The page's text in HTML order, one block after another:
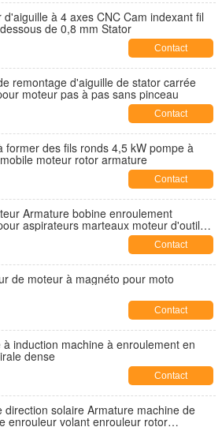
d'aiguille à 4 axes CNC Cam indexant fil
de 0,8 mm Stator
Contact
remontage d'aiguille de stator carrée
moteur pas à pas sans pinceau
Contact
former des fils ronds 4,5 kW pompe à
moteur rotor armature
Contact
Armature bobine enroulement
aspirateurs marteaux moteur d'outil
Contact
de moteur à magnéto pour moto
Contact
à induction machine à enroulement en
dense
Contact
direction solaire Armature machine de
enrouleur volant enrouleur rotor